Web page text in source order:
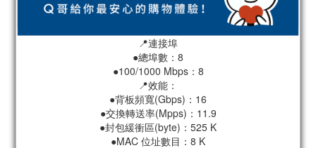
📍連接埠
●總埠數：8
●100/1000 Mbps：8
📍效能：
●背板頻寬(Gbps)：16
●交換轉送率(Mpps)：11.9
●封包緩衝區(byte)：525 K
●MAC 位址數目：8 K